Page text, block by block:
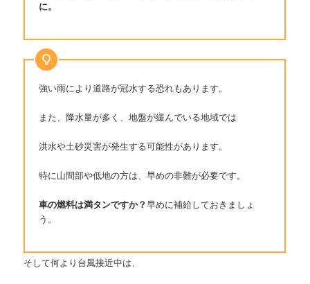
に。
強い雨により道路が冠水する恐れもあります。
また、降水量が多く、地盤が緩んでいる地域では
洪水や土砂災害が発生する可能性があります。
特に山間部や低地の方は、早めの非難が必要です。
車の燃料は満タンですか？早めに補給しておきましょ
う。
そして何より台風接近中は、